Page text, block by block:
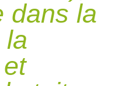
dans la
la